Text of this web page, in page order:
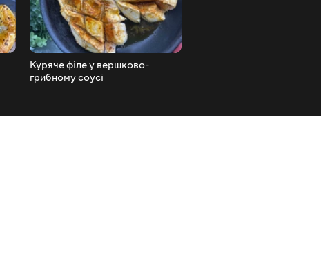
Куряче філе у вершково-
грибному соусі